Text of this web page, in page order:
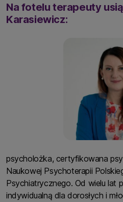
Na fotelu terapeuty
Karasiewicz:
psycholożka, certyfikowana
Naukowej Psychoterapii
Psychiatrycznego. Od wielu lat
indywidualną dla dorosłych i